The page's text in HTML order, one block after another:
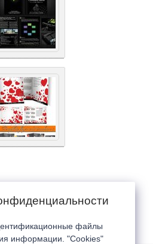
файлы
информации. "Cookies"